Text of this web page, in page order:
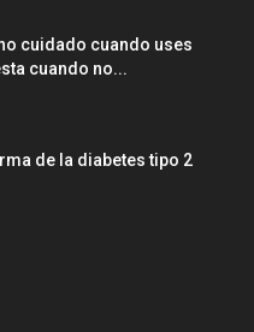
cuidado cuando uses
cuando no...
de la diabetes tipo 2